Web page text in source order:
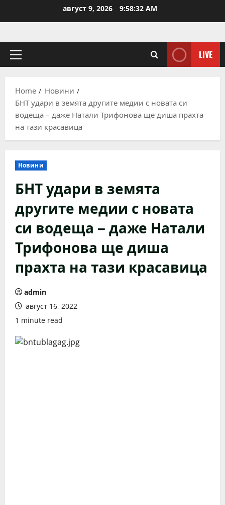
август 9, 2026 9:58:33 AM
Primary
LIVE
Home
Новини
БНТ удари в земята другите медии с новата си
водеща – даже Натали Трифонова ще диша прахта
на тази красавица
Новини
БНТ удари в земята
другите медии с новата
си водеща – даже Натали
Трифонова ще диша
прахта на тази красавица
admin
август 16, 2022
1 minute read